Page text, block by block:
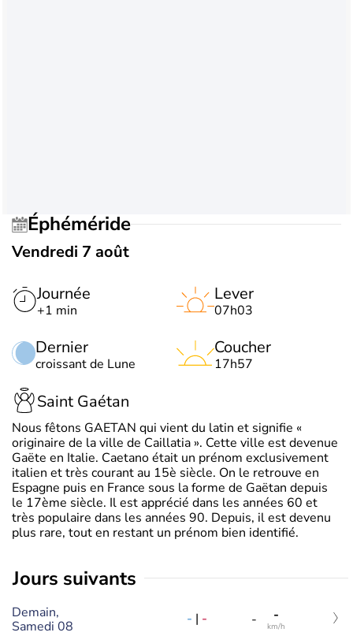
Éphéméride
Vendredi 7 août
Journée
+1 min
Dernier
croissant de Lune
Lever
07h03
Coucher
17h57
Saint Gaétan
Nous fêtons GAETAN qui vient du latin et signifie «
originaire de la ville de Caillatia ». Cette ville est devenue
Gaëte en Italie. Caetano était un prénom exclusivement
italien et très courant au 15è siècle. On le retrouve en
Espagne puis en France sous la forme de Gaëtan depuis
le 17ème siècle. Il est apprécié dans les années 60 et
très populaire dans les années 90. Depuis, il est devenu
plus rare, tout en restant un prénom bien identifié.
jours suivants
Demain,
Samedi 08
- | - - -
km/h